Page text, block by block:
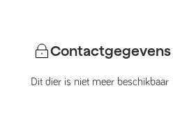
Contactgegevens
Dit dier is niet meer beschikbaar